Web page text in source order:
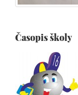
Časopis školy